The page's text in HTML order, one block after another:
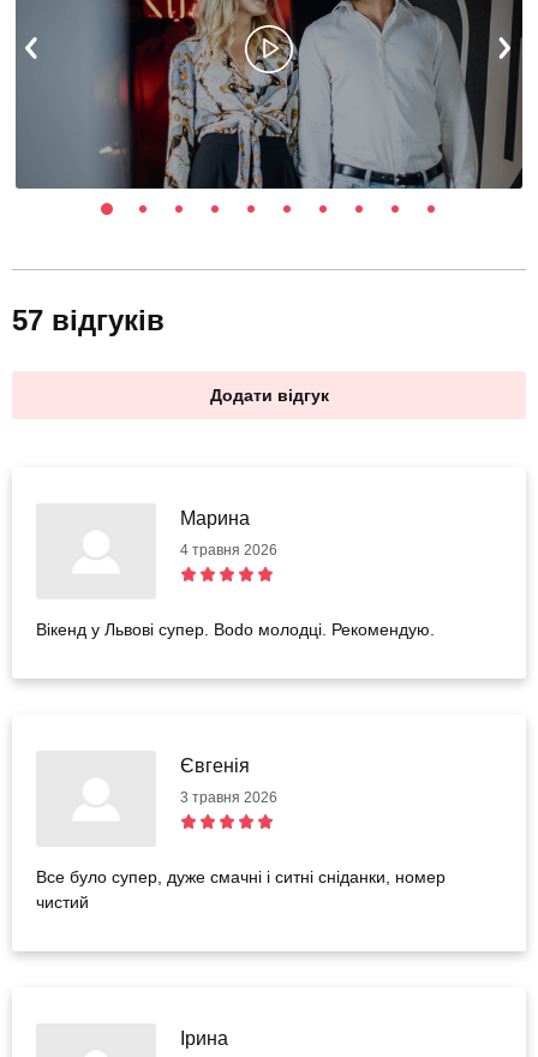
57 відгуків
Додати відгук
Марина
4 травня 2026
Вікенд у Львові супер. Bodo молодці. Рекомендую.
Євгенія
3 травня 2026
Все було супер, дуже смачні і ситні сніданки, номер
чистий
Ірина